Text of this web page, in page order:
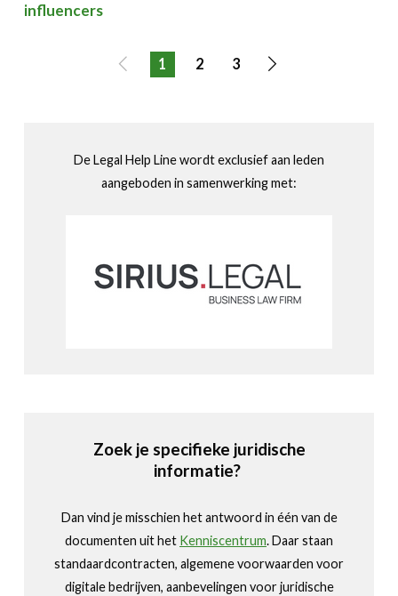
influencers
Vorige
pagina
1 2 3
Volgende
De Legal Help Line wordt exclusief aan leden
aangeboden in samenwerking met:
Zoek je specifieke juridische
informatie?
Dan vind je misschien het antwoord in één van de
documenten uit het Kenniscentrum. Daar staan
standaardcontracten, algemene voorwaarden voor
digitale bedrijven, aanbevelingen voor juridische